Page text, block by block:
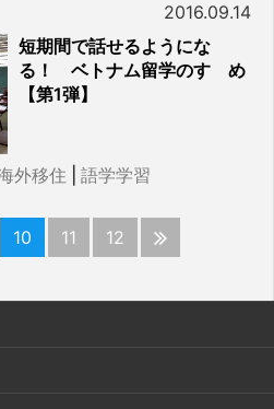
2016.09.14
短期間で話せるようにな
る！ ベトナム留学のすゝめ
【第1弾】
外移住 語学学習
10 11 12